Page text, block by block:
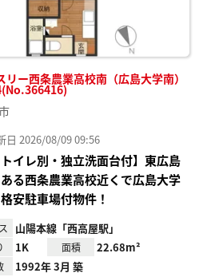
リー西条農業高校南（広島大学南）
日 2026/08/09 09:56
トイレ別・独立洗面台付】東広島
る西条農業高校近くで広島大学
安駐車場付物件！
山陽本線「西高屋駅」
1K 面積 22.68m²
1992年 3月 築